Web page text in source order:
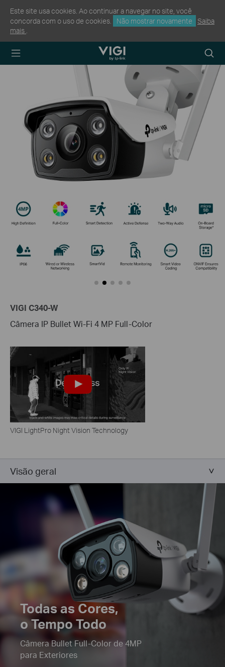
Este site usa cookies. Ao continuar a navegar no site, você
concorda com o uso de cookies.
Não mostrar novamente
Saiba
mais
TP-Link, Reliably
icon
VIGI C340-W
Câmera IP Bullet Wi-Fi 4 MP Full-Color
VIGI LightPro Night Vision Technology
Visão geral
Todas as Cores,
o Tempo Todo
Câmera Bullet Full-Color de 4MP
para Exteriores